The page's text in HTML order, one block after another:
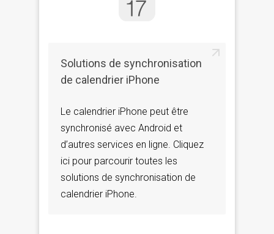
Solutions de synchronisation
de calendrier iPhone
Le calendrier iPhone peut être
synchronisé avec Android et
d’autres services en ligne. Cliquez
ici pour parcourir toutes les
solutions de synchronisation de
calendrier iPhone.